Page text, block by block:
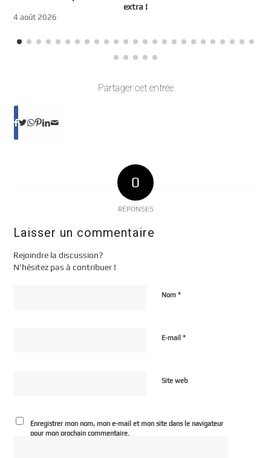
extra !
4 août 2026
Partager cet entrée
0
RÉPONSES
Laisser un commentaire
Rejoindre la discussion?
N’hésitez pas à contribuer !
Nom*
E-mail*
Site web
Enregistrer mon nom, mon e-mail et mon site dans le navigateur
pour mon prochain commentaire.